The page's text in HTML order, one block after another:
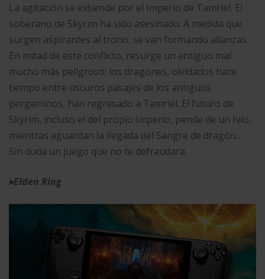
La agitación se extiende por el Imperio de Tamriel. El
soberano de Skyrim ha sido asesinado. A medida que
surgen aspirantes al trono, se van formando alianzas.
En mitad de este conflicto, resurge un antiguo mal
mucho más peligroso: los dragones, olvidados hace
tiempo entre oscuros pasajes de los antiguos
pergaminos, han regresado a Tamriel. El futuro de
Skyrim, incluso el del propio Imperio, pende de un hilo,
mientras aguardan la llegada del Sangre de dragón…
Sin duda un juego que no te defraudara.
▸Elden Ring